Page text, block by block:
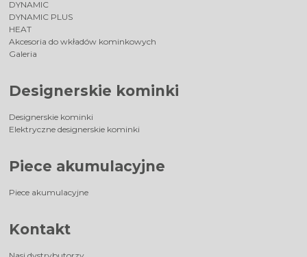
DYNAMIC
DYNAMIC PLUS
HEAT
Akcesoria do wkładów kominkowych
Galeria
Designerskie kominki
Designerskie kominki
Elektryczne designerskie kominki
Piece akumulacyjne
Piece akumulacyjne
Kontakt